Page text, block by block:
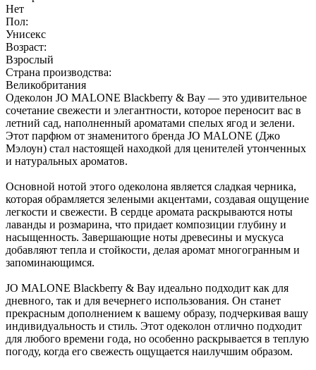
Нет
Пол:
Унисекс
Возраст:
Взрослый
Страна производства:
Великобритания
Одеколон JO MALONE Blackberry & Bay — это удивительное
сочетание свежести и элегантности, которое переносит вас в
летний сад, наполненный ароматами спелых ягод и зелени.
Этот парфюм от знаменитого бренда JO MALONE (Джо
Мэлоун) стал настоящей находкой для ценителей утонченных
и натуральных ароматов.
Основной нотой этого одеколона является сладкая черника,
которая обрамляется зелеными акцентами, создавая ощущение
легкости и свежести. В сердце аромата раскрываются ноты
лаванды и розмарина, что придает композиции глубину и
насыщенность. Завершающие ноты древесины и мускуса
добавляют тепла и стойкости, делая аромат многогранным и
запоминающимся.
JO MALONE Blackberry & Bay идеально подходит как для
дневного, так и для вечернего использования. Он станет
прекрасным дополнением к вашему образу, подчеркивая вашу
индивидуальность и стиль. Этот одеколон отлично подходит
для любого времени года, но особенно раскрывается в теплую
погоду, когда его свежесть ощущается наилучшим образом.